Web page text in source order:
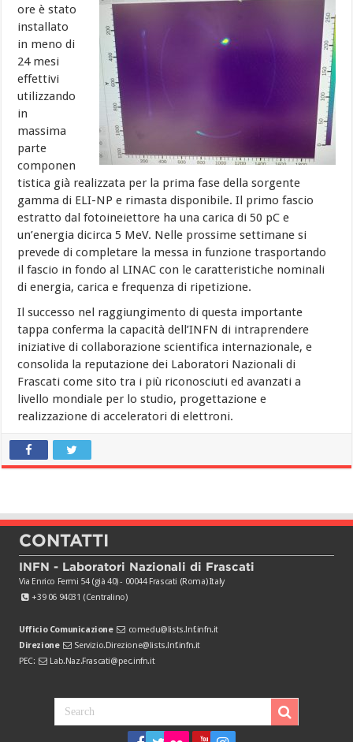
ore è stato
installato
in meno di
24 mesi
effettivi
utilizzando
in
massima
parte
componen
tistica già realizzata per la prima fase della sorgente
gamma di ELI-NP e rimasta disponibile. Il primo fascio
estratto dal fotoineiettore ha una carica di 50 pC e
un’energia dicirca 5 MeV. Nelle prossime settimane si
prevede di completare la messa in funzione trasportando
il fascio in fondo al LINAC con le caratteristiche nominali
di energia, carica e frequenza di ripetizione.
Il successo nel raggiungimento di questa importante
tappa conferma la capacità dell’INFN di intraprendere
iniziative di collaborazione scientifica internazionale, e
consolida la reputazione dei Laboratori Nazionali di
Frascati come sito tra i più riconosciuti ed avanzati a
livello mondiale per lo studio, progettazione e
realizzazione di acceleratori di elettroni.
CONTATTI
INFN - Laboratori Nazionali di Frascati
Via Enrico Fermi 54 (già 40) - 00044 Frascati (Roma) Italy
+39 06 94031 (Centralino)
Ufficio Comunicazione
comedu@lists.lnf.infn.it
Direzione
Servizio.Direzione@lists.lnf.infn.it
PEC:
Lab.Naz.Frascati@pec.infn.it